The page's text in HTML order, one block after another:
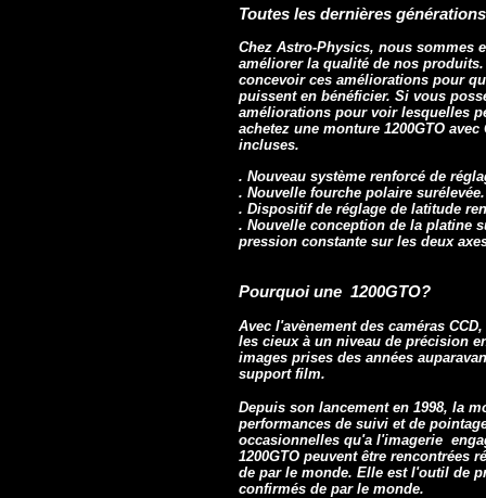
Toutes les dernières
Chez Astro-Physics, nous sommes
améliorer la qualité de nos
concevoir ces améliorations pour
puissent en bénéficier. Si vous
améliorations pour voir lesquelles
achetez une monture 1200GTO
incluses.
. Nouveau système renforcé de
. Nouvelle fourche polaire surélevée.
. Dispositif de réglage de latitude
. Nouvelle conception de la platine
pression constante sur les deux
Pourquoi une 1200GTO?
Avec l'avènement des caméras
les cieux à un niveau de précision
images prises des années
support film.
Depuis son lancement en 1998, la
performances de suivi et de
occasionnelles qu'a l'imagerie
1200GTO peuvent être rencontrées
de par le monde. Elle est l'outil de
confirmés de par le monde.